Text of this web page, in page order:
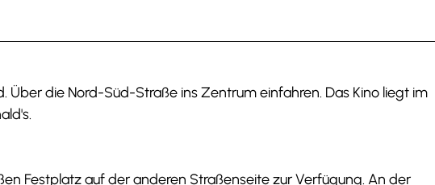
Über die Nord-Süd-Straße ins Zentrum einfahren. Das Kino liegt im
Festplatz auf der anderen Straßenseite zur Verfügung. An der